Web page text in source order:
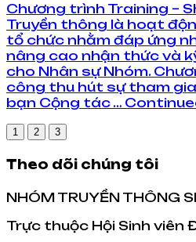
Chương trình Training –
Truyền thông là hoạt
tổ chức nhằm đáp ứng
nâng cao nhận thức và
cho Nhân sự Nhóm.
công thu hút sự tham
bạn Cộng tác …
1 2 3
Theo dõi chúng tôi
NHÓM TRUYỀN THÔNG
Trực thuộc Hội Sinh viên